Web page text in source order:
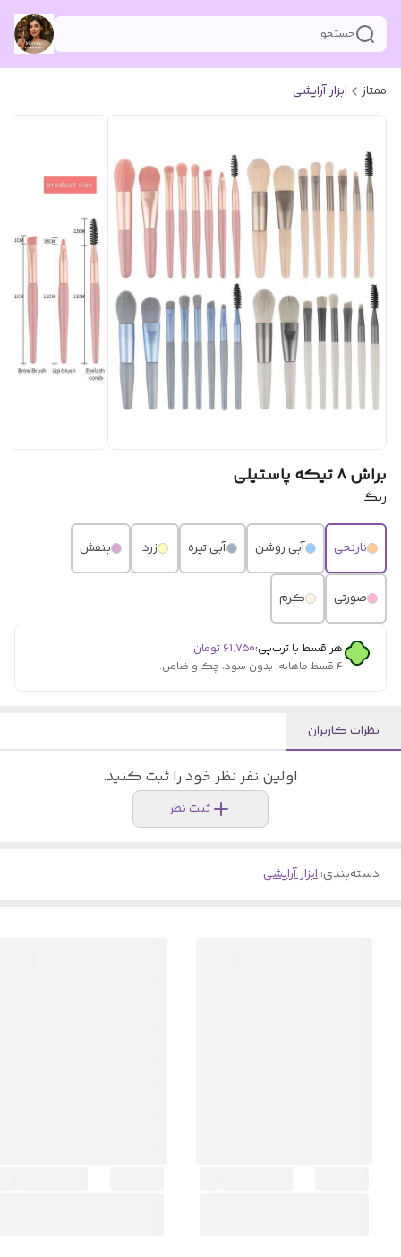
جستجو
ممتاز ابزار آرایشی
براش ۸ تیکه پاستیلی
رنگ
نارنجی آبی روشن آبی تیره زرد بنفش
صورتی کرم
هر قسط با ترب‌پی:۶۱٬۷۵۰ تومان
۴ قسط ماهانه. بدون سود، چک و ضامن.
نظرات کاربران
اولین نفر نظر خود را ثبت کنید.
ثبت نظر
دسته‌بندی:ابزار آرایشی